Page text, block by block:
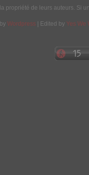
propriété de leurs auteurs. Si
Wordpress | Edited by Yes We